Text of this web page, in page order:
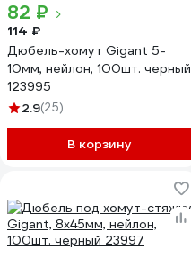
82 ₽
114 ₽
Дюбель-хомут Gigant 5-
10мм, нейлон, 100шт. черный
123995
2.9(25)
В корзину